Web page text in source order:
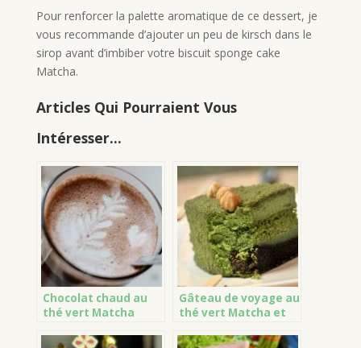
Pour renforcer la palette aromatique de ce dessert, je
vous recommande d’ajouter un peu de kirsch dans le
sirop avant d’imbiber votre biscuit sponge cake
Matcha.
Articles Qui Pourraient Vous
Intéresser...
Chocolat chaud au
thé vert Matcha
Gâteau de voyage au
thé vert Matcha et